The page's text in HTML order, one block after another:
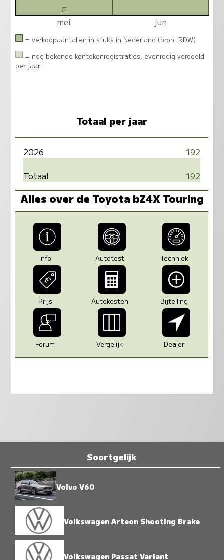
51
mei jun
= verkoopaantallen in stuks in Nederland (bron: RDW)
= nog bekende kentekenregistraties, evenredig verdeeld
per jaar
Totaal per jaar
2026
192
Totaal
192
Alles over de Toyota bZ4X Touring
Info Autotest Techniek
Prijs Autokosten Bijtelling
Forum Vergelijk Dealer
Soortgelijk
Volvo V60
Volkswagen Arteon Shooting Brake
Volkswagen Passat Variant